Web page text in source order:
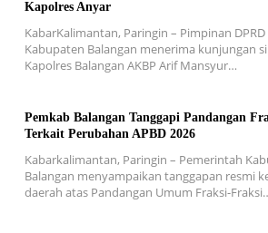
Kapolres Anyar
KabarKalimantan, Paringin – Pimpinan DPRD
Kabupaten Balangan menerima kunjungan
Kapolres Balangan AKBP Arif Mansyur…
Pemkab Balangan Tanggapi Pandangan
Terkait Perubahan APBD 2026
Kabarkalimantan, Paringin – Pemerintah
Balangan menyampaikan tanggapan resmi
daerah atas Pandangan Umum Fraksi-